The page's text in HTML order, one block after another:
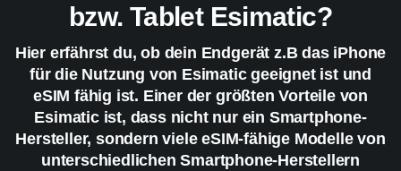
bzw. Tablet Esimatic?
Hier erfährst du, ob dein Endgerät z.B das iPhone
für die Nutzung von Esimatic geeignet ist und
eSIM fähig ist. Einer der größten Vorteile von
Esimatic ist, dass nicht nur ein Smartphone-
Hersteller, sondern viele eSIM-fähige Modelle von
unterschiedlichen Smartphone-Herstellern